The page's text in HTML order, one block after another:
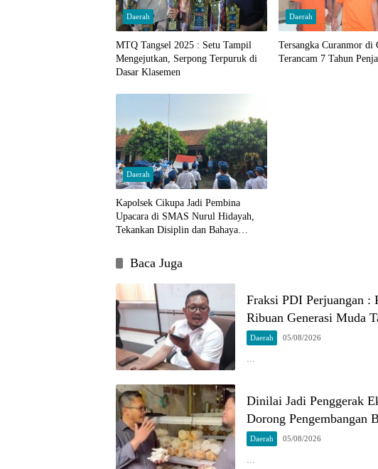
Daerah
MTQ Tangsel 2025 : Setu Tampil
Mengejutkan, Serpong Terpuruk di
Dasar Klasemen
Daerah
Tersangka Curanmor di
Terancam 7 Tahun
Daerah
Kapolsek Cikupa Jadi Pembina
Upacara di SMAS Nurul Hidayah,
Tekankan Disiplin dan Bahaya
Baca Juga
Fraksi PDI Perjuangan :
Ribuan Generasi Muda
Daerah 05/08/2026
…
Dinilai Jadi Penggerak
Dorong Pengembangan
Daerah 05/08/2026